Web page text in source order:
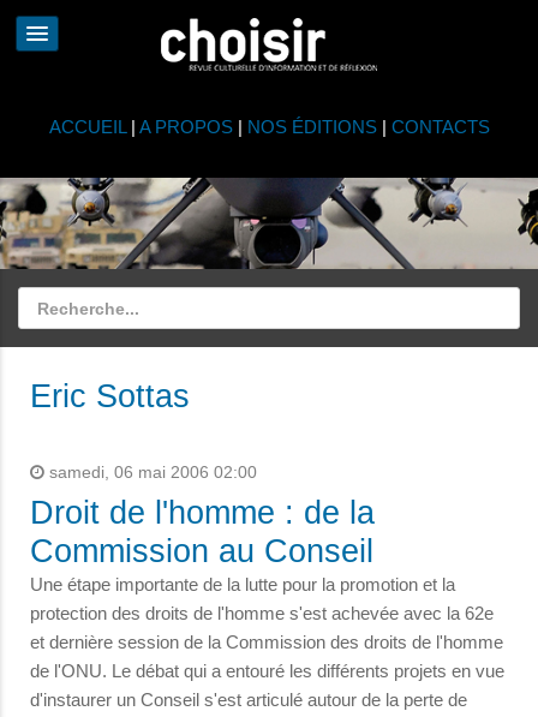
ACCUEIL | A PROPOS| NOS ÉDITIONS| CONTACTS
Eric Sottas
samedi, 06 mai 2006 02:00
Droit de l'homme : de la
Commission au Conseil
Une étape importante de la lutte pour la promotion et la
protection des droits de l'homme s'est achevée avec la 62e
et dernière session de la Commission des droits de l'homme
de l'ONU. Le débat qui a entouré les différents projets en vue
d'instaurer un Conseil s'est articulé autour de la perte de